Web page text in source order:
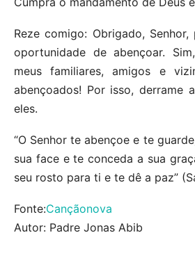
Reze comigo: Obrigado,
oportunidade de abençoar.
meus familiares, amigos e
abençoados! Por isso, derrame
eles.
“O Senhor te abençoe e te
sua face e te conceda a sua
seu rosto para ti e te dê a paz”
Fonte:Cançãonova
Autor: Padre Jonas Abib